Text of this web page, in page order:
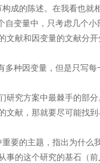
成的陈述。在我看也就
自变量中，只考虑几个
文献和因变量的文献分
多种因变量，但是只写
研究方案中最棘手的部
文献，那就要尽可能找
要的主题，指出为什么
事的这个研究的基石（